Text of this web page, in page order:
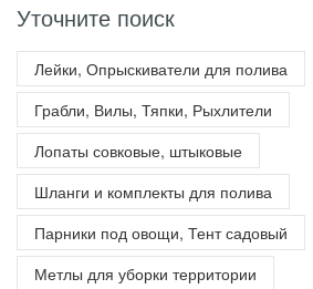
Уточните поиск
Лейки, Опрыскиватели для полива
Грабли, Вилы, Тяпки, Рыхлители
Лопаты совковые, штыковые
Шланги и комплекты для полива
Парники под овощи, Тент садовый
Метлы для уборки территории